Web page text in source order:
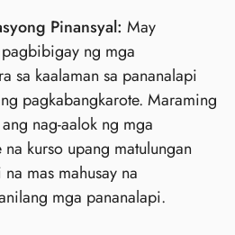
Pinansyal: May
ng mga
sa kaalaman sa pananalapi
pagkabangkarote. Maraming
nag-aalok ng mga
kurso upang matulungan
mas mahusay na
mga pananalapi.